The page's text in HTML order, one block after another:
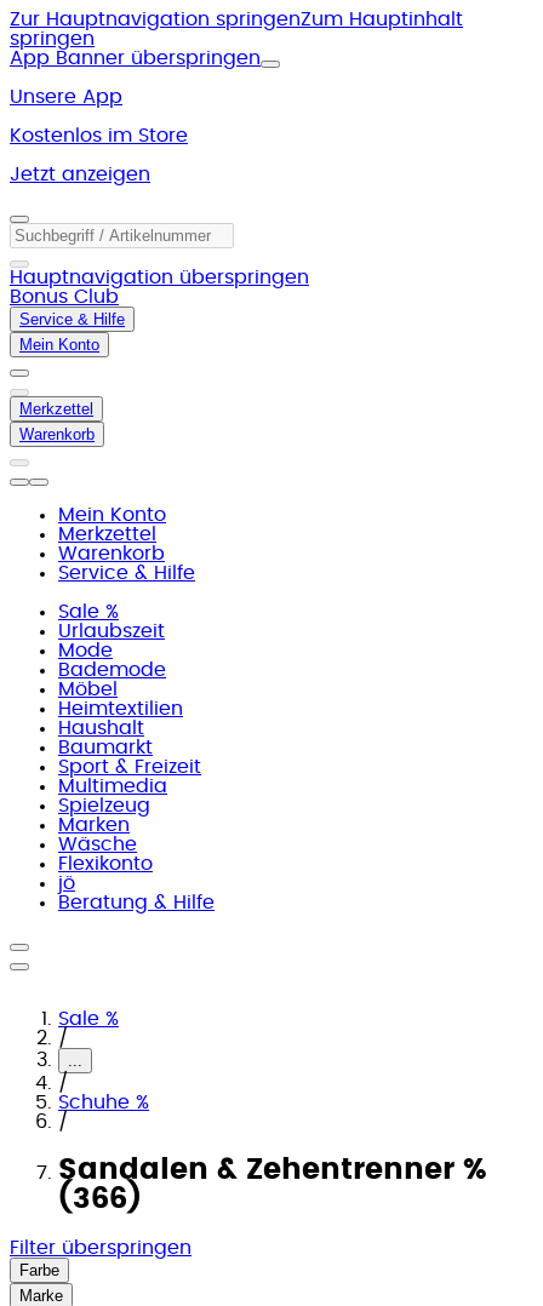
Zur Hauptnavigation springenZum Hauptinhalt
springen
App Banner überspringen
Unsere App
Kostenlos im Store
Jetzt anzeigen
Hauptnavigation überspringen
Bonus Club
Service & Hilfe
Mein Konto
Merkzettel
Warenkorb
Mein Konto
Merkzettel
Warenkorb
Service & Hilfe
Sale %
Urlaubszeit
Mode
Bademode
Möbel
Heimtextilien
Haushalt
Baumarkt
Sport & Freizeit
Multimedia
Spielzeug
Marken
Wäsche
Flexikonto
jö
Beratung & Hilfe
Sale %
/
...
/
Schuhe %
/
Sandalen & Zehentrenner %
(366)
Filter überspringen
Farbe
Marke